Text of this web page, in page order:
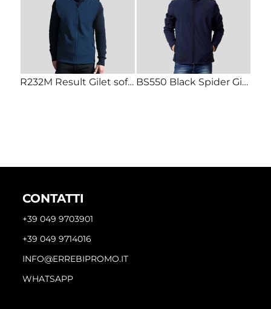
R232M Result Gilet softshell uomo 2 Strati dettaglia a contrasto interno micropile BS550 Black Spider Giacca Softshell Uomo a 2 strati 96% Poliestere 4% Elastane
CONTATTI
+39 049 9703901
+39 049 9714016
INFO@ERREBIPROMO.IT
WHATSAPP